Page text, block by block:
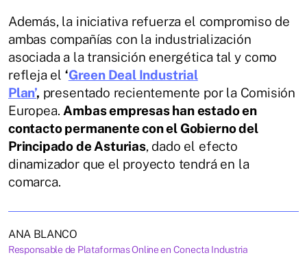
Además, la iniciativa refuerza el compromiso de
ambas compañías con la industrialización
asociada a la transición energética tal y como
refleja el ‘Green Deal Industrial
Plan’, presentado recientemente por la Comisión
Europea. Ambas empresas han estado en
contacto permanente con el Gobierno del
Principado de Asturias, dado el efecto
dinamizador que el proyecto tendrá en la
comarca.
ANA BLANCO
Responsable de Plataformas Online en Conecta Industria